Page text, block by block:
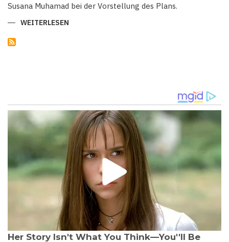
Susana Muhamad bei der Vorstellung des Plans.
WEITERLESEN
EINER
ECHTEN
PLAGE